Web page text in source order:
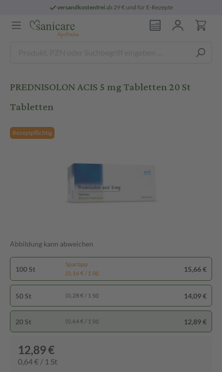
versandkostenfreiab 29 € und für E-Rezepte
PREDNISOLON ACIS 5 mg Tabletten 20 St
Tabletten
Rezeptpflichtig
Abbildung kann abweichen
100 St
Spartipp
(0,16 € / 1 St)
15,66 €
50 St (0,28 € / 1 St) 14,09 €
20 St (0,64 € / 1 St) 12,89 €
12,89 €
0,64 € / 1 St